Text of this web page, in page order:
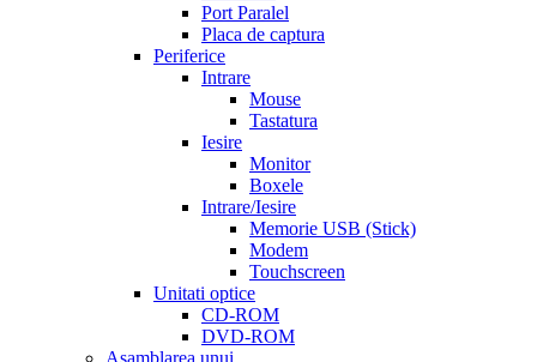
Port Paralel
Placa de captura
Periferice
Intrare
Mouse
Tastatura
Iesire
Monitor
Boxele
Intrare/Iesire
Memorie USB (Stick)
Modem
Touchscreen
Unitati optice
CD-ROM
DVD-ROM
Asamblarea unui